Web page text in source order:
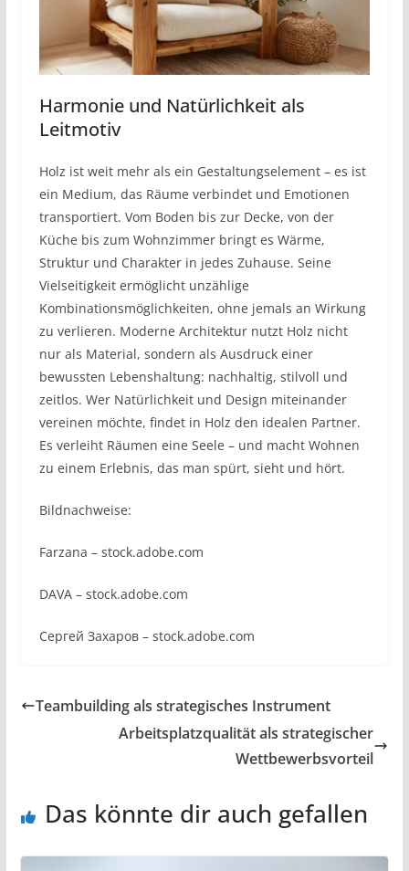
Harmonie und Natürlichkeit als
Leitmotiv
Holz ist weit mehr als ein Gestaltungselement – es ist
ein Medium, das Räume verbindet und Emotionen
transportiert. Vom Boden bis zur Decke, von der
Küche bis zum Wohnzimmer bringt es Wärme,
Struktur und Charakter in jedes Zuhause. Seine
Vielseitigkeit ermöglicht unzählige
Kombinationsmöglichkeiten, ohne jemals an Wirkung
zu verlieren. Moderne Architektur nutzt Holz nicht
nur als Material, sondern als Ausdruck einer
bewussten Lebenshaltung: nachhaltig, stilvoll und
zeitlos. Wer Natürlichkeit und Design miteinander
vereinen möchte, findet in Holz den idealen Partner.
Es verleiht Räumen eine Seele – und macht Wohnen
zu einem Erlebnis, das man spürt, sieht und hört.
Bildnachweise:
Farzana – stock.adobe.com
DAVA – stock.adobe.com
Сергей Захаров – stock.adobe.com
Teambuilding als strategisches Instrument
Arbeitsplatzqualität als strategischer
Wettbewerbsvorteil
Das könnte dir auch gefallen